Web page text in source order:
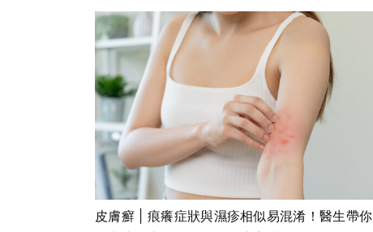
皮膚癬 | 痕癢症狀與濕疹相似易混淆！醫生帶你